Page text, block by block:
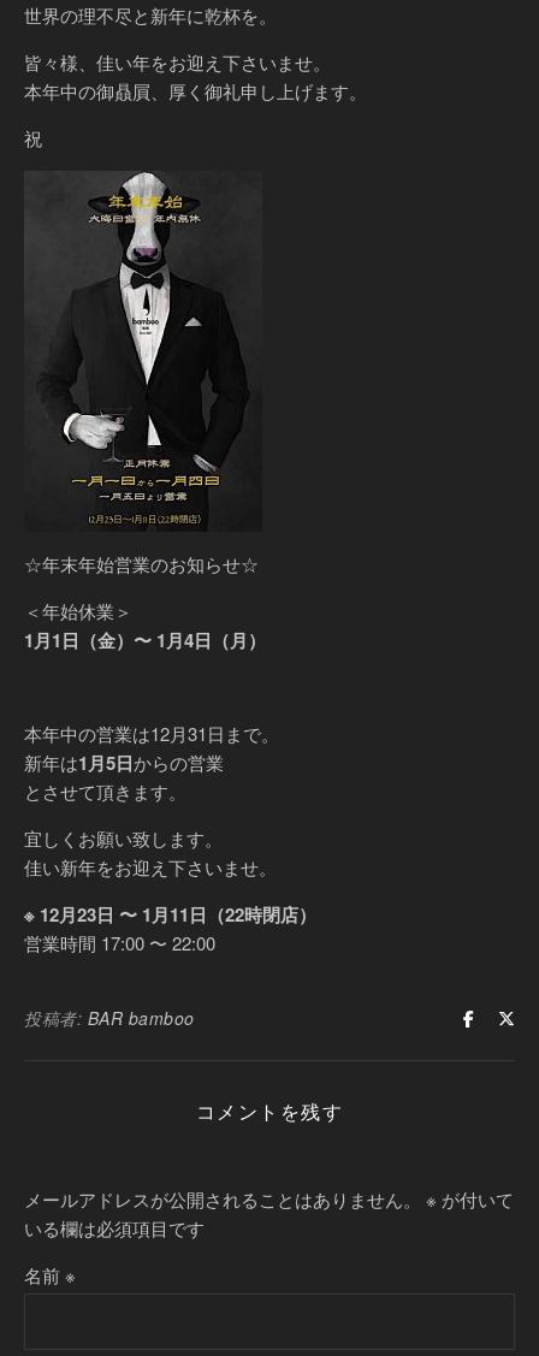
世界の理不尽と新年に乾杯を。
皆々様、佳い年をお迎え下さいませ。
本年中の御贔屓、厚く御礼申し上げます。
祝
☆年末年始営業のお知らせ☆
＜年始休業＞
1月1日（金）〜 1月4日（月）
本年中の営業は12月31日まで。
新年は1月5日からの営業
とさせて頂きます。
宜しくお願い致します。
佳い新年をお迎え下さいませ。
※ 12月23日 〜 1月11日（22時閉店）
営業時間 17:00 〜 22:00
投稿者: BAR bamboo
コメントを残す
メールアドレスが公開されることはありません。 ※ が付いて
いる欄は必須項目です
名前※